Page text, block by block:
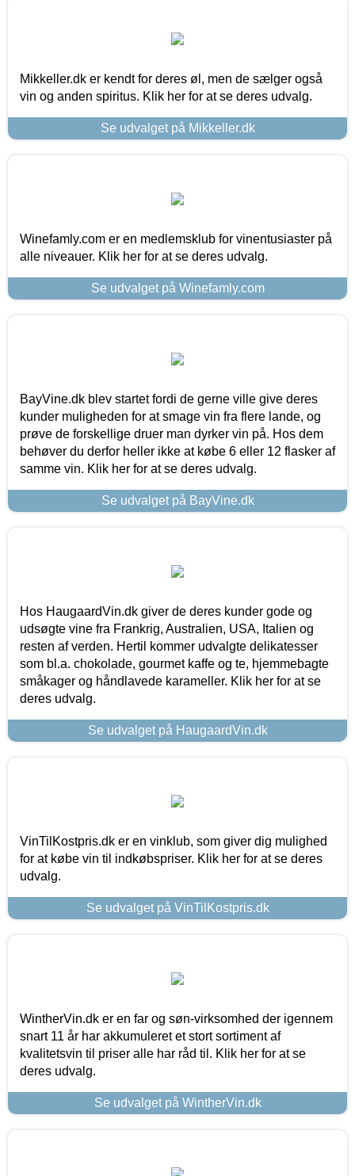
Mikkeller.dk er kendt for deres øl, men de sælger også
vin og anden spiritus. Klik her for at se deres udvalg.
Se udvalget på Mikkeller.dk
Winefamly.com er en medlemsklub for vinentusiaster på
alle niveauer. Klik her for at se deres udvalg.
Se udvalget på Winefamly.com
BayVine.dk blev startet fordi de gerne ville give deres
kunder muligheden for at smage vin fra flere lande, og
prøve de forskellige druer man dyrker vin på. Hos dem
behøver du derfor heller ikke at købe 6 eller 12 flasker af
samme vin. Klik her for at se deres udvalg.
Se udvalget på BayVine.dk
Hos HaugaardVin.dk giver de deres kunder gode og
udsøgte vine fra Frankrig, Australien, USA, Italien og
resten af verden. Hertil kommer udvalgte delikatesser
som bl.a. chokolade, gourmet kaffe og te, hjemmebagte
småkager og håndlavede karameller. Klik her for at se
deres udvalg.
Se udvalget på HaugaardVin.dk
VinTilKostpris.dk er en vinklub, som giver dig mulighed
for at købe vin til indkøbspriser. Klik her for at se deres
udvalg.
Se udvalget på VinTilKostpris.dk
WintherVin.dk er en far og søn-virksomhed der igennem
snart 11 år har akkumuleret et stort sortiment af
kvalitetsvin til priser alle har råd til. Klik her for at se
deres udvalg.
Se udvalget på WintherVin.dk